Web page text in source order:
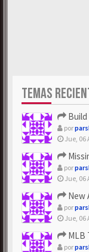
TEMAS
Build
por
Jue, 06
por
Jue, 06
New
por
Jue, 06
MLB
por